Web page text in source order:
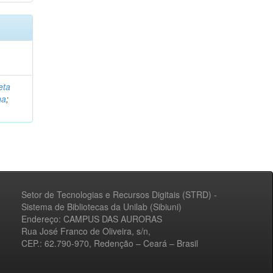
;
Setor de Tecnologias e Recursos Digitais (STRD) -
Sistema de Bibliotecas da Unilab (Sibiuni)
Endereço: CAMPUS DAS AURORAS
Rua José Franco de Oliveira, s/n,
CEP.: 62.790-970, Redenção – Ceará – Brasil